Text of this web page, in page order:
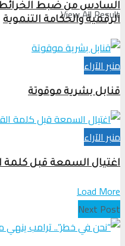
View All Result
السادس من ضبط الخرائط
الرقمية والحكامة التنموية
منبر الآراء
قنابل بشرية موقوتة
منبر الآراء
اغتيال السمعة قبل كلمة
Load More
Next Post